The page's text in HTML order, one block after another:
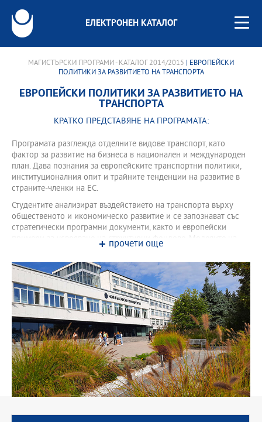
ЕЛЕКТРОНЕН КАТАЛОГ
МАГИСТЪРСКИ ПРОГРАМИ - КАТАЛОГ 2014/2015 | ЕВРОПЕЙСКИ
ПОЛИТИКИ ЗА РАЗВИТИЕТО НА ТРАНСПОРТА
ЕВРОПЕЙСКИ ПОЛИТИКИ ЗА РАЗВИТИЕТО НА
ТРАНСПОРТА
КРАТКО ПРЕДСТАВЯНЕ НА ПРОГРАМАТА:
Програмата разглежда отделните видове транспорт, като
фактор за развитие на бизнеса в национален и международен
план. Дава познания за европейските транспортни политики,
институционалния опит и трайните тенденции на развитие в
страните-членки на ЕС.
Студентите анализират въздействието на транспорта върху
общественото и икономическо развитие и се запознават със
стратегически програмни документи, както и европейски
примери за усвояване на структурни фондове. Моделите на
публично частно партньорство са представени като
възможност за реализиране на големи инфраструктурни
проекти.
Програмата има широка практическа насоченост и реално
повишава възможностите на магистрите за
висококвалифицирана заетост в България и Европа.
прочети още